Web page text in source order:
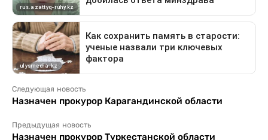
Следующая новость
Назначен прокурор Карагандинской области
Предыдущая новость
Назначен прокурор Туркестанской области